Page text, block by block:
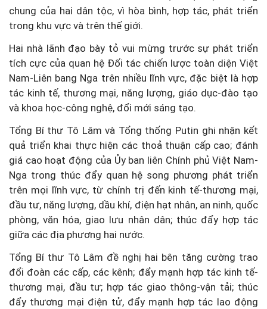
chung của hai dân tộc, vì hòa bình, hợp tác, phát triển
trong khu vực và trên thế giới.
Hai nhà lãnh đạo bày tỏ vui mừng trước sự phát triển
tích cực của quan hệ Đối tác chiến lược toàn diện Việt
Nam-Liên bang Nga trên nhiều lĩnh vực, đặc biệt là hợp
tác kinh tế, thương mại, năng lượng, giáo dục-đào tạo
và khoa học-công nghệ, đổi mới sáng tạo.
Tổng Bí thư Tô Lâm và Tổng thống Putin ghi nhận kết
quả triển khai thực hiện các thoả thuận cấp cao; đánh
giá cao hoạt động của Ủy ban liên Chính phủ Việt Nam-
Nga trong thúc đẩy quan hệ song phương phát triển
trên mọi lĩnh vực, từ chính trị đến kinh tế-thương mại,
đầu tư, năng lượng, dầu khí, điện hạt nhân, an ninh, quốc
phòng, văn hóa, giao lưu nhân dân; thúc đẩy hợp tác
giữa các địa phương hai nước.
Tổng Bí thư Tô Lâm đề nghị hai bên tăng cường trao
đổi đoàn các cấp, các kênh; đẩy mạnh hợp tác kinh tế-
thương mại, đầu tư; hợp tác giao thông-vận tải; thúc
đẩy thương mại điện tử, đẩy mạnh hợp tác lao động